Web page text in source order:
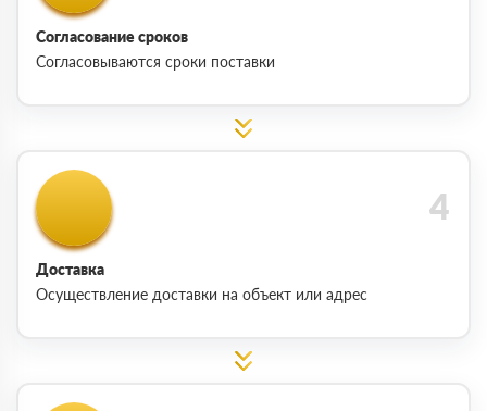
Согласование сроков
Согласовываются сроки поставки
Доставка
Осуществление доставки на объект или адрес